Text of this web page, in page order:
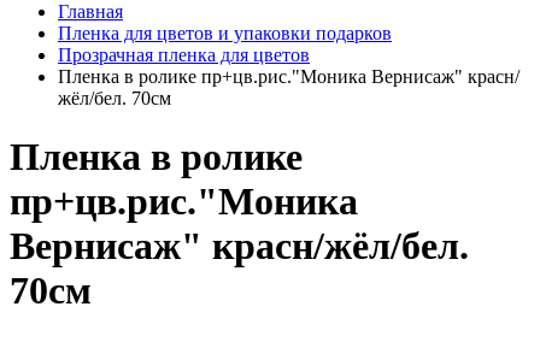
Главная
Пленка для цветов и упаковки подарков
Прозрачная пленка для цветов
Пленка в ролике пр+цв.рис."Моника Вернисаж" красн/
жёл/бел. 70см
Пленка в ролике
пр+цв.рис."Моника
Вернисаж" красн/жёл/бел.
70см